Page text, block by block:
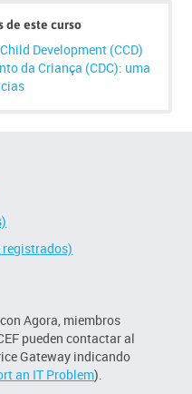
de este curso
Development (CCD)
da Criança (CDC): uma
registrados)
Agora, miembros
pueden contactar al
Gateway indicando
an IT Problem).